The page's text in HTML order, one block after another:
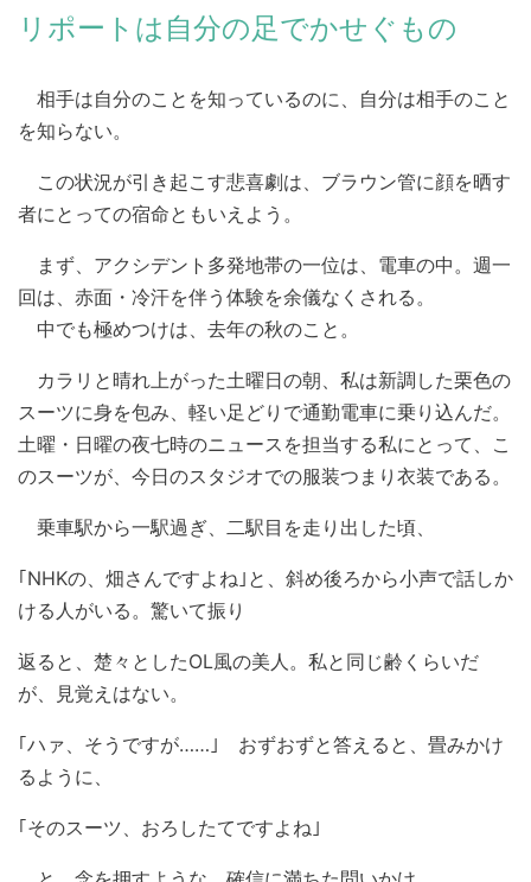
リポートは自分の足でかせぐもの
相手は自分のことを知っているのに、自分は相手のこと
を知らない。
この状況が引き起こす悲喜劇は、ブラウン管に顔を晒す
者にとっての宿命ともいえよう。
まず、アクシデント多発地帯の一位は、電車の中。週一
回は、赤面・冷汗を伴う体験を余儀なくされる。
中でも極めつけは、去年の秋のこと。
カラリと晴れ上がった土曜日の朝、私は新調した栗色の
スーツに身を包み、軽い足どりで通勤電車に乗り込んだ。
土曜・日曜の夜七時のニュースを担当する私にとって、こ
のスーツが、今日のスタジオでの服装つまり衣装である。
乗車駅から一駅過ぎ、二駅目を走り出した頃、
｢NHKの、畑さんですよね｣と、斜め後ろから小声で話しか
ける人がいる。驚いて振り
返ると、楚々としたOL風の美人。私と同じ齢くらいだ
が、見覚えはない。
｢ハァ、そうですが……｣ おずおずと答えると、畳みかけ
るように、
｢そのスーツ、おろしたてですよね｣